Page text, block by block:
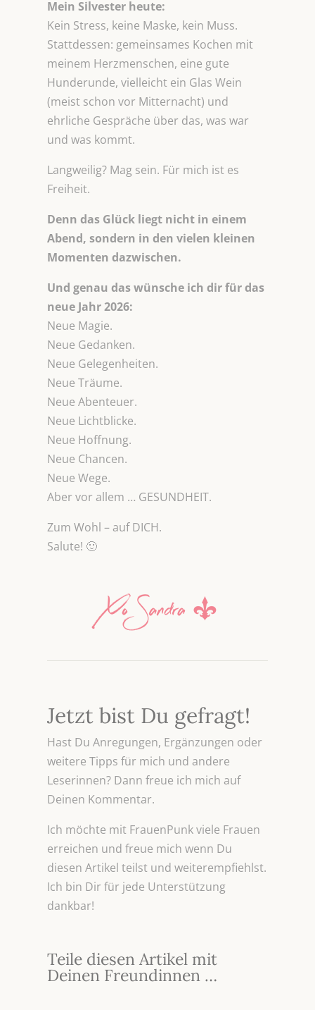
Mein Silvester heute:
Kein Stress, keine Maske, kein Muss.
Stattdessen: gemeinsames Kochen mit
meinem Herzmenschen, eine gute
Hunderunde, vielleicht ein Glas Wein
(meist schon vor Mitternacht) und
ehrliche Gespräche über das, was war
und was kommt.
Langweilig? Mag sein. Für mich ist es
Freiheit.
Denn das Glück liegt nicht in einem
Abend, sondern in den vielen kleinen
Momenten dazwischen.
Und genau das wünsche ich dir für das
neue Jahr 2026:
Neue Magie.
Neue Gedanken.
Neue Gelegenheiten.
Neue Träume.
Neue Abenteuer.
Neue Lichtblicke.
Neue Hoffnung.
Neue Chancen.
Neue Wege.
Aber vor allem … GESUNDHEIT.
Zum Wohl – auf DICH.
Salute! 🙂
Jetzt bist Du gefragt!
Hast Du Anregungen, Ergänzungen oder
weitere Tipps für mich und andere
Leserinnen? Dann freue ich mich auf
Deinen Kommentar.
Ich möchte mit FrauenPunk viele Frauen
erreichen und freue mich wenn Du
diesen Artikel teilst und weiterempfiehlst.
Ich bin Dir für jede Unterstützung
dankbar!
Teile diesen Artikel mit
Deinen Freundinnen …